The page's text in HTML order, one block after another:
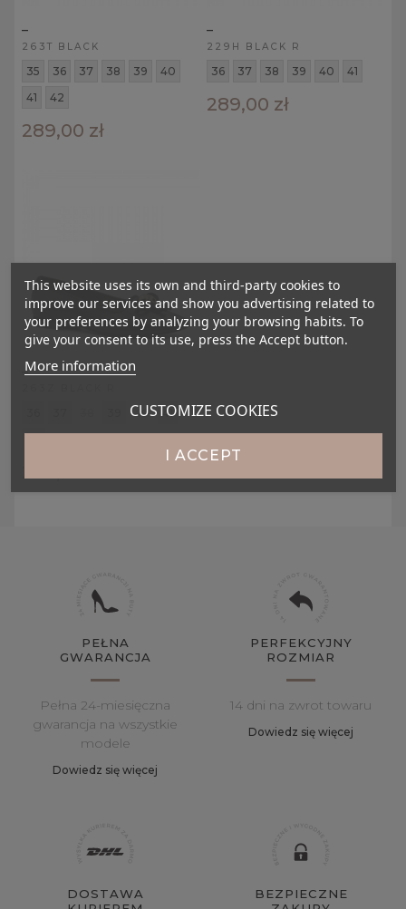
263T BLACK
35 36 37 38 39
40
41
42
289,00 zł
229H BLACK R
36 37 38 39 40 41
289,00 zł
_
40
41
PEŁNA
GWARANCJA
Pełna 24-miesięczna
gwarancja na wszystkie
modele
Dowiedz się więcej
PERFEKCYJNY
ROZMIAR
14 dni na zwrot towaru
Dowiedz się więcej
DOSTAWA
BEZPIECZNE
This website uses its own and third-party cookies to
improve our services and show you advertising related to
your preferences by analyzing your browsing habits. To
give your consent to its use, press the Accept button.
More information
CUSTOMIZE COOKIES
I ACCEPT